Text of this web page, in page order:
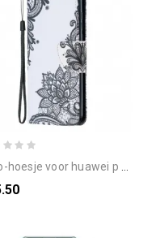
voor huawei p smart s met ketting mandala met zwarte bandjes